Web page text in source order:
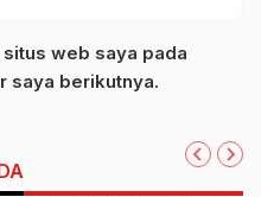
web saya pada
saya berikutnya.